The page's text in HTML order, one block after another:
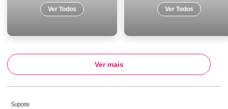
Ver Todos Ver Todos
Ver mais
Suporte